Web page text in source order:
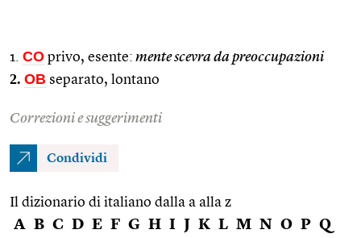
1. CO privo, esente: mente scevra da preoccupazioni
2. OB separato, lontano
Correzioni e suggerimenti
Condividi
Il dizionario di italiano dalla a alla z
A B C D E F G H I J K L M N O P Q